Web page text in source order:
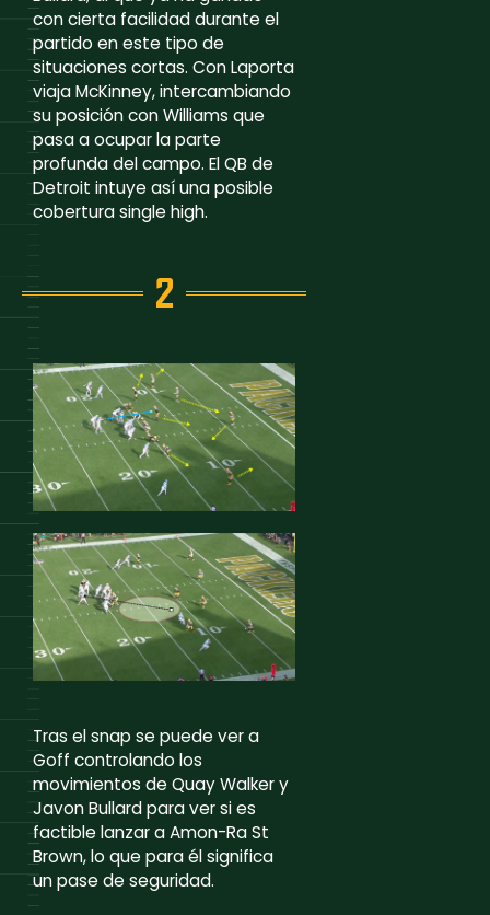
con cierta facilidad durante el
partido en este tipo de
situaciones cortas. Con Laporta
viaja McKinney, intercambiando
su posición con Williams que
pasa a ocupar la parte
profunda del campo. El QB de
Detroit intuye así una posible
cobertura single high.
2
Tras el snap se puede ver a
Goff controlando los
movimientos de Quay Walker y
Javon Bullard para ver si es
factible lanzar a Amon-Ra St
Brown, lo que para él significa
un pase de seguridad.